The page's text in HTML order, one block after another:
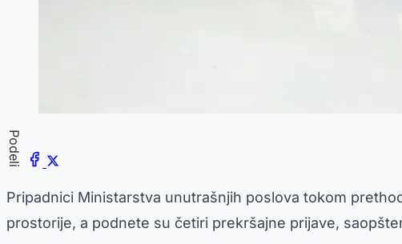
Podeli
Pripadnici Ministarstva unutrašnjih poslova tokom
prostorije, a podnete su četiri prekršajne prijave,